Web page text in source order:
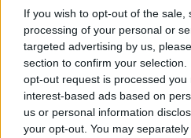
If you wish to opt-out of the
processing of your personal or
targeted advertising by us,
section to confirm your
opt-out request is processed you
interest-based ads based on
us or personal information
your opt-out. You may
Continua a leggere